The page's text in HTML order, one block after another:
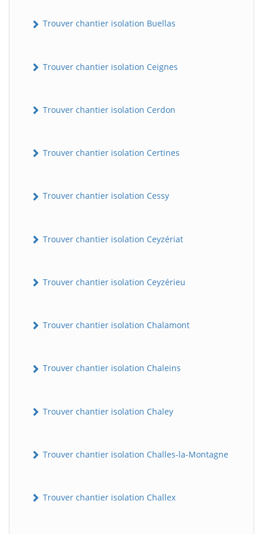
Trouver chantier isolation Buellas
Trouver chantier isolation Ceignes
Trouver chantier isolation Cerdon
Trouver chantier isolation Certines
Trouver chantier isolation Cessy
Trouver chantier isolation Ceyzériat
Trouver chantier isolation Ceyzérieu
Trouver chantier isolation Chalamont
Trouver chantier isolation Chaleins
Trouver chantier isolation Chaley
Trouver chantier isolation Challes-la-Montagne
Trouver chantier isolation Challex